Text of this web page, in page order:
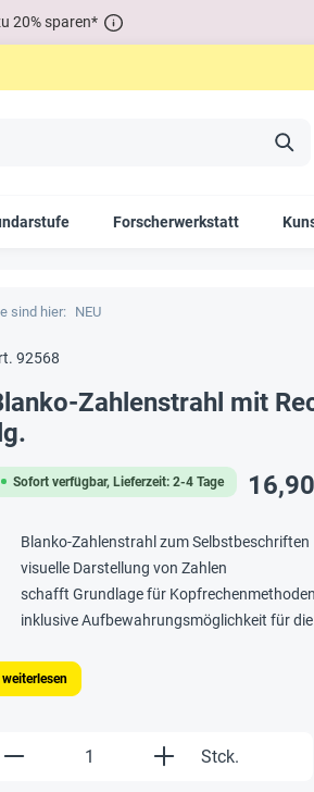
20% sparen*
Forscherwerkstatt
sind hier: NEU
92568
Zahlenstrahl mit
Sofort verfügbar, Lieferzeit: 2-4 Tage
Blanko-Zahlenstrahl zum Selbstbeschriften
visuelle Darstellung von Zahlen
schafft Grundlage für Kopfrechenmethoden
inklusive Aufbewahrungsmöglichkeit für die
weiterlesen
Produkt Anzahl: Gib den
Stck.